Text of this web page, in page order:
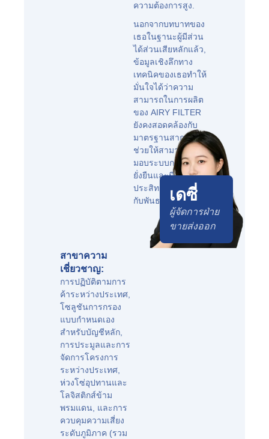
ความต้องการสูง.
นอกจากบทบาทของ
เธอในฐานะผู้มีส่วน
ได้ส่วนเสียหลักแล้ว,
ข้อมูลเชิงลึกทาง
เทคนิคของเธอทำให้
มั่นใจได้ว่าความ
สามารถในการผลิต
ของ AIRY FILTER
ยังคงสอดคล้องกับ
มาตรฐานสากล,
ช่วยให้สามารถส่ง
มอบระบบการกรองที่
ยั่งยืนและมี
ประสิทธิภาพสูงให้
กับพันธมิตรทั่วโลก.
เดซี่
ผู้จัดการฝ่าย
ขายส่งออก
สาขาความ
เชี่ยวชาญ:
การปฏิบัติตามการ
ค้าระหว่างประเทศ,
โซลูชันการกรอง
แบบกำหนดเอง
สำหรับบัญชีหลัก,
การประมูลและการ
จัดการโครงการ
ระหว่างประเทศ,
ห่วงโซ่อุปทานและ
โลจิสติกส์ข้าม
พรมแดน, และการ
ควบคุมความเสี่ยง
ระดับภูมิภาค (รวม